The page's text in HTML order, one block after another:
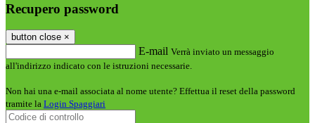
Recupero password
button close ×
E-mail Verrà inviato un messaggio
all'indirizzo indicato con le istruzioni necessarie.
Non hai una e-mail associata al nome utente? Effettua il reset della password
tramite la Login Spaggiari